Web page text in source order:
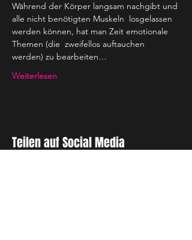
Während der Körper langsam nachgibt und
alle nicht benötigten Muskeln  losgelassen
werden können, hat man Zeit emotionale
Themen (die  zweifellos auftauchen
werden) zu bearbeiten…
Weiterlesen
Teilen auf Social Media